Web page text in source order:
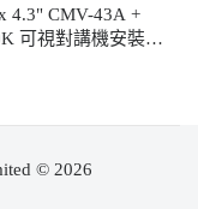
4.3" CMV-43A +
可視對講機安裝套
© 2026